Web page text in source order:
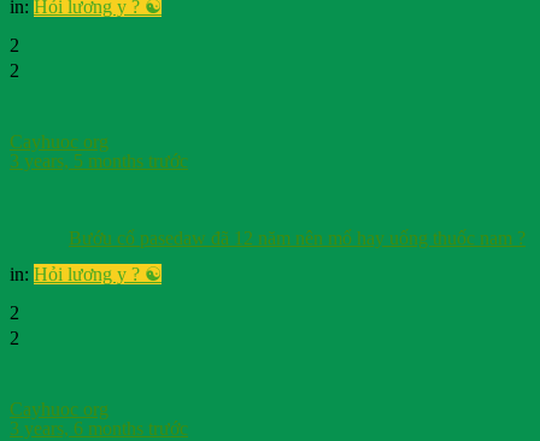
in: Hỏi lương y ? ☯️
2
2
Cayhuoc org
3 years, 5 months trước
Bướu cổ pasedaw đã 12 năm nên mổ hay uống thuốc nam ?
in: Hỏi lương y ? ☯️
2
2
Cayhuoc org
3 years, 6 months trước